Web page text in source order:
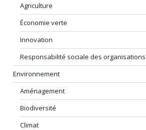
Agriculture
Économie verte
Innovation
Responsabilité sociale des organisations
Environnement
Aménagement
Biodiversité
Climat